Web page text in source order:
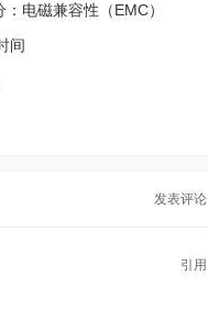
电磁兼容性（EMC）
间
发表评论
引用